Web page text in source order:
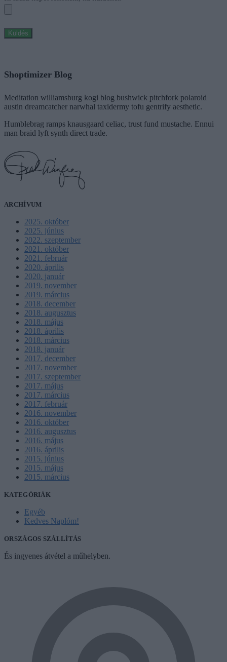
Shoptimizer Blog
Meditation williamsburg kogi blog bushwick pitchfork polaroid
austin dreamcatcher narwhal taxidermy tofu gentrify aesthetic.
Humblebrag ramps knausgaard celiac, trust fund mustache. Ennui
man braid lyft synth direct trade.
ARCHÍVUM
2025. október
2025. június
2022. szeptember
2021. október
2021. február
2020. április
2020. január
2019. november
2019. március
2018. december
2018. augusztus
2018. május
2018. április
2018. március
2018. január
2017. december
2017. november
2017. szeptember
2017. május
2017. március
2017. február
2016. november
2016. október
2016. augusztus
2016. május
2016. április
2015. június
2015. május
2015. március
KATEGÓRIÁK
Egyéb
Kedves Naplóm!
ORSZÁGOS SZÁLLÍTÁS
És ingyenes átvétel a műhelyben.